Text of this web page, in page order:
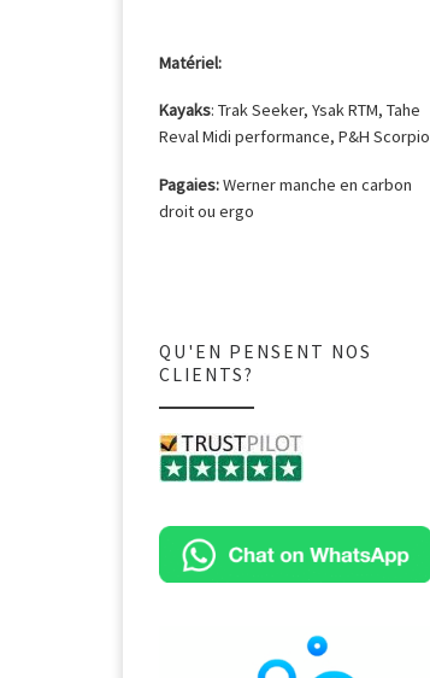
Matériel:
Kayaks: Trak Seeker, Ysak RTM, Tahe
Reval Midi performance, P&H Scorpio
Pagaies:Werner manche en carbon
droit ou ergo
QU'EN PENSENT NOS
CLIENTS?